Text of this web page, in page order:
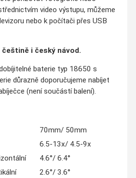
video výstupu, můžeme
nebo k počítači přes USB
češtině i český návod.
baterie typ 18650 s
důrazně doporučujeme nabíjet
(není součástí balení).
70mm/ 50mm
6.5-13x/ 4.5-9x
4.6°/ 6.4°
2.6°/ 3.6°